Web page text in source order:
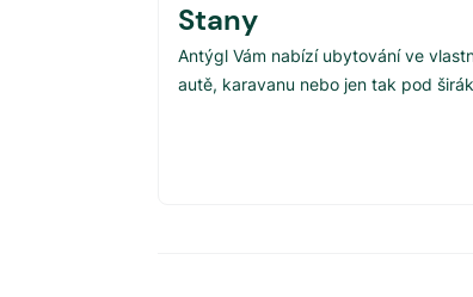
Stany
Antýgl Vám nabízí ubytování ve
autě, karavanu nebo jen tak pod